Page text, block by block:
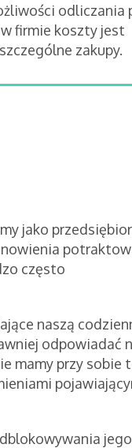
odliczania
firmie koszty jest
zakupy.
jako
często
naszą
odpowiadać
mamy przy sobie